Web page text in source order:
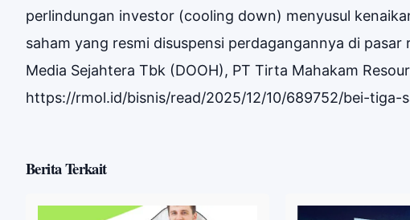
perlindungan investor (cooling down) menyusul
saham yang resmi disuspensi perdagangannya di
Media Sejahtera Tbk (DOOH), PT Tirta Mahakam
https://rmol.id/bisnis/read/2025/12/10/689752/bei-
Berita Terkait